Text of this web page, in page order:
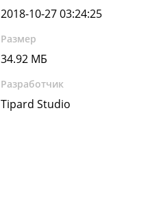
2018-10-27 03:24:25
Размер
34.92 МБ
Разработчик
Tipard Studio